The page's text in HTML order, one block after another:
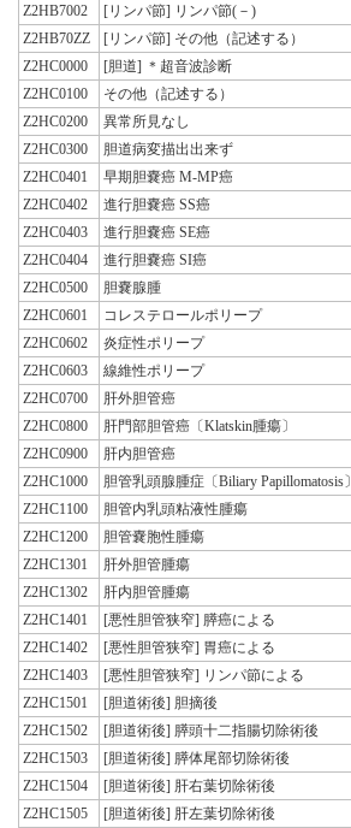
Z2HB7002
[リンパ節] リンパ節(－)
Z2HB70ZZ
[リンパ節] その他（記述する）
Z2HC0000
[胆道] ＊超音波診断
Z2HC0100
その他（記述する）
Z2HC0200
異常所見なし
Z2HC0300
胆道病変描出出来ず
Z2HC0401
早期胆嚢癌 M-MP癌
Z2HC0402
進行胆嚢癌 SS癌
Z2HC0403
進行胆嚢癌 SE癌
Z2HC0404
進行胆嚢癌 SI癌
Z2HC0500
胆嚢腺腫
Z2HC0601
コレステロールポリープ
Z2HC0602
炎症性ポリープ
Z2HC0603
線維性ポリープ
Z2HC0700
肝外胆管癌
Z2HC0800
肝門部胆管癌〔Klatskin腫瘍〕
Z2HC0900
肝内胆管癌
Z2HC1000
胆管乳頭腺腫症〔Biliary Papillomatosis〕
Z2HC1100
胆管内乳頭粘液性腫瘍
Z2HC1200
胆管嚢胞性腫瘍
Z2HC1301
肝外胆管腫瘍
Z2HC1302
肝内胆管腫瘍
Z2HC1401
[悪性胆管狭窄] 膵癌による
Z2HC1402
[悪性胆管狭窄] 胃癌による
Z2HC1403
[悪性胆管狭窄] リンパ節による
Z2HC1501
[胆道術後] 胆摘後
Z2HC1502
[胆道術後] 膵頭十二指腸切除術後
Z2HC1503
[胆道術後] 膵体尾部切除術後
Z2HC1504
[胆道術後] 肝右葉切除術後
Z2HC1505
[胆道術後] 肝左葉切除術後